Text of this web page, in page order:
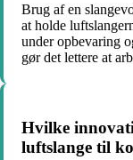
Brug af en
at holde
under opbevaring
gør det lettere at
Hvilke
luftslange til